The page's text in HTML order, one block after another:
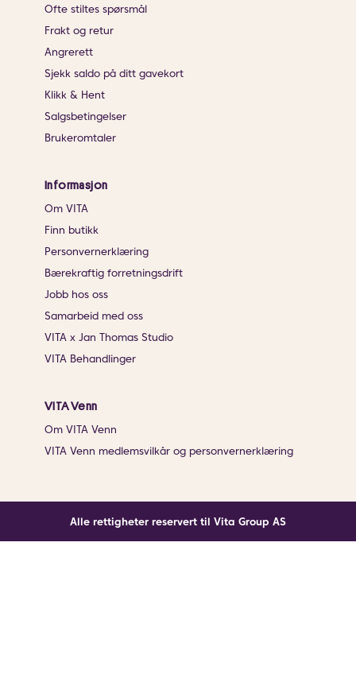
Ofte stiltes spørsmål
Frakt og retur
Angrerett
Sjekk saldo på ditt gavekort
Klikk & Hent
Salgsbetingelser
Brukeromtaler
Informasjon
Om VITA
Finn butikk
Personvernerklæring
Bærekraftig forretningsdrift
Jobb hos oss
Samarbeid med oss
VITA x Jan Thomas Studio
VITA Behandlinger
VITA Venn
Om VITA Venn
VITA Venn medlemsvilkår og personvernerklæring
Alle rettigheter reservert til Vita Group AS